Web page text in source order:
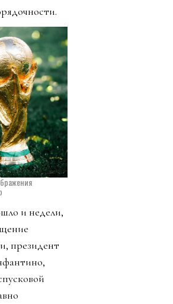
и недели,
президент